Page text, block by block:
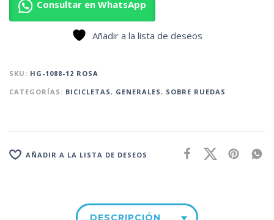
Consultar en WhatsApp
Añadir a la lista de deseos
SKU: HG-1088-12 ROSA
CATEGORÍAS: BICICLETAS, GENERALES, SOBRE RUEDAS
AÑADIR A LA LISTA DE DESEOS
DESCRIPCIÓN